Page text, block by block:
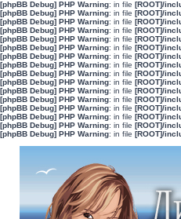
[phpBB Debug] PHP Warning: in file [ROOT]/
[phpBB Debug] PHP Warning: in file [ROOT]/
[phpBB Debug] PHP Warning: in file [ROOT]/
[phpBB Debug] PHP Warning: in file [ROOT]/
[phpBB Debug] PHP Warning: in file [ROOT]/
[phpBB Debug] PHP Warning: in file [ROOT]/
[phpBB Debug] PHP Warning: in file [ROOT]/
[phpBB Debug] PHP Warning: in file [ROOT]/
[phpBB Debug] PHP Warning: in file [ROOT]/
[phpBB Debug] PHP Warning: in file [ROOT]/
[phpBB Debug] PHP Warning: in file [ROOT]/
[phpBB Debug] PHP Warning: in file [ROOT]/
[phpBB Debug] PHP Warning: in file [ROOT]/
[phpBB Debug] PHP Warning: in file [ROOT]/
[phpBB Debug] PHP Warning: in file [ROOT]/
[phpBB Debug] PHP Warning: in file [ROOT]/